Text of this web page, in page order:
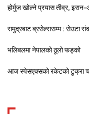
होर्मुज खोल्ने प्रयास तीव्र,
समुद्रबाट ब्रसेल्ससम्म : सेउटा
भलिबलमा नेपालको ठूलो फड्को
आज स्पेसएक्सको रकेटको टुक्रा